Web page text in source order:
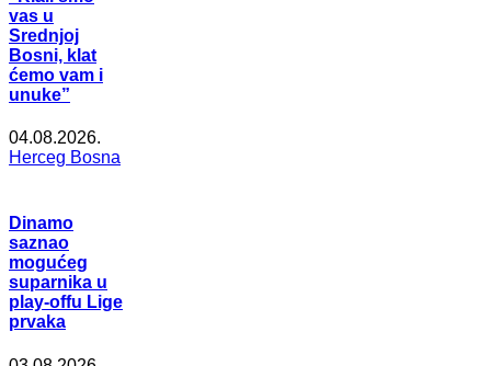
vas u
Srednjoj
Bosni, klat
ćemo vam i
unuke”
04.08.2026.
Herceg Bosna
Dinamo
saznao
mogućeg
suparnika u
play-offu Lige
prvaka